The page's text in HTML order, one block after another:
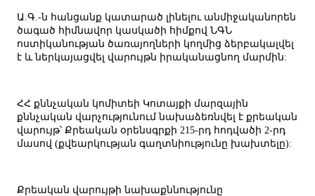
Ա.Գ.-ն հանցանք կատարած լինելու անմիջականորեն
ծագած հիմնավոր կասկածի հիմքով ՆԳՆ
ոստիկանության ծառայողների կողմից ձերբակալվել
է և ներկայացվել վարույթն իրականացնող մարմին:
ՀՀ քննչական կոմիտեի Կոտայքի մարզային
քննչական վարչությունում նախաձեռնվել է քրեական
վարույթ՝ Քրեական օրենսգրքի 215-րդ հոդվածի 2-րդ
մասով (քվեարկության գաղտնիությունը խախտելը):
Քրեական վարույթի նախաքննությունը